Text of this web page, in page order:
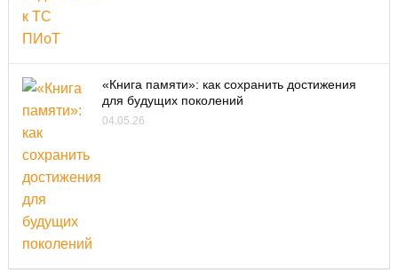
«Книга памяти»: как сохранить достижения
для будущих поколений
04.05.26